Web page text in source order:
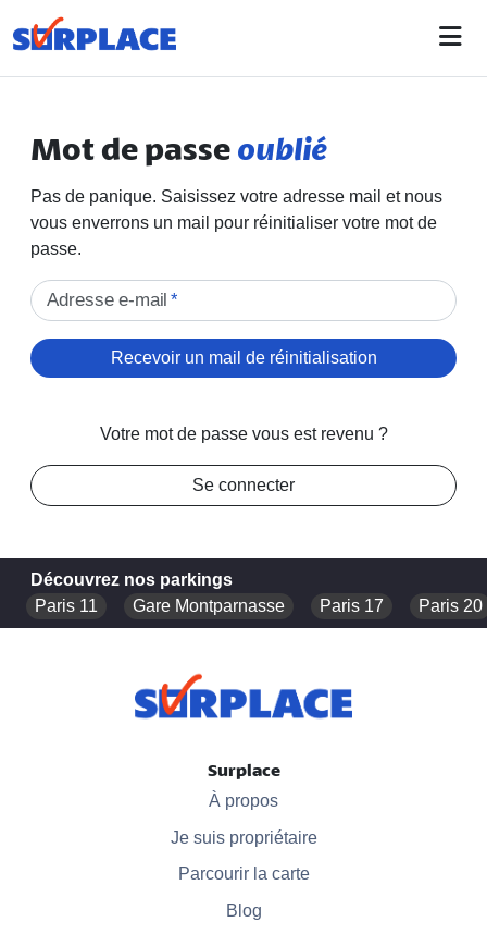
Mot de passeoublié
Pas de panique. Saisissez votre adresse mail et nous
vous enverrons un mail pour réinitialiser votre mot de
passe.
Adresse e-mail *
Recevoir un mail de réinitialisation
Votre mot de passe vous est revenu ?
Se connecter
Découvrez nos parkings
Paris 11
Gare Montparnasse Paris 17 Paris 20
Surplace
À propos
Je suis propriétaire
Parcourir la carte
Blog